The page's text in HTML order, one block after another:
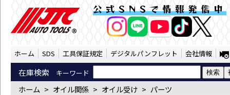
パイプ用スリーブ（JTC1031CA-
公式SNSで情報発信中
ホーム SDS 工具保証規定 デジタルパンフレット 会社情報
在庫検索 キーワード
ホーム > オイル関係 > オイル受け > パーツ
AI商品コンシェルジ
オンライン